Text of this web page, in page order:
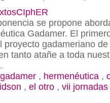
se propone
Gadamer. El
proyecto gadameriano
tanto atañe a toda
gadamer , hermenéutica ,
, el otro , vii jornadas